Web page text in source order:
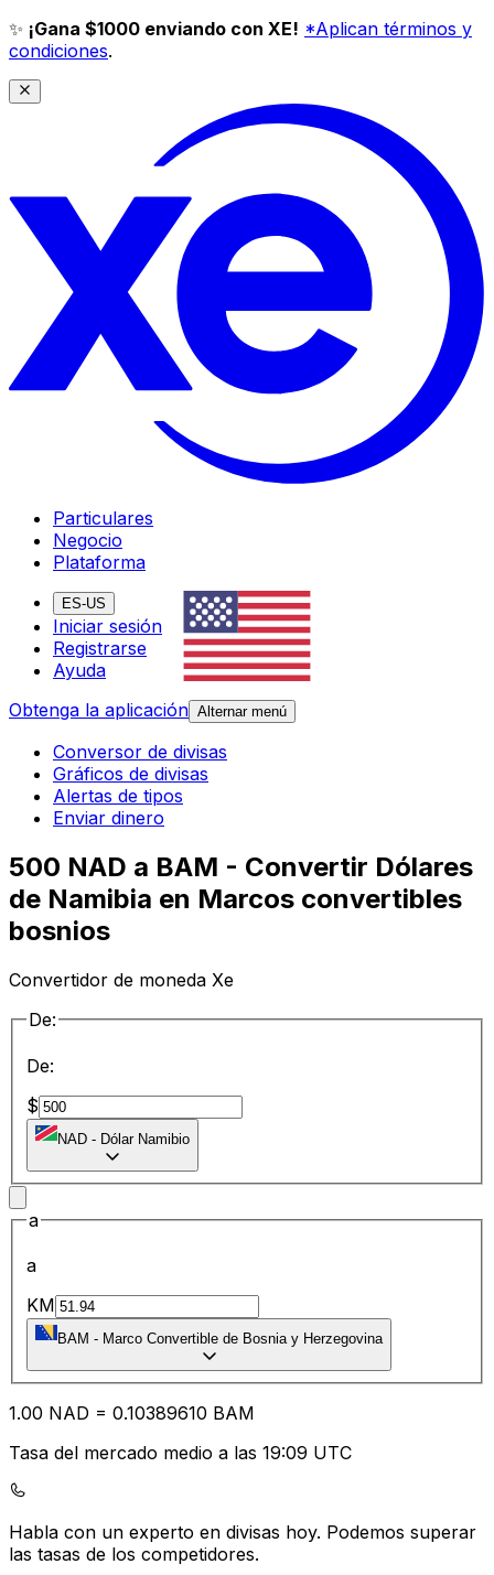
✨ ¡Gana $1000 enviando con XE! *Aplican términos y
condiciones.
Particulares
Negocio
Plataforma
ES-US
Iniciar sesión
Registrarse
Ayuda
Obtenga la aplicación Alternar menú
Conversor de divisas
Gráficos de divisas
Alertas de tipos
Enviar dinero
500 NAD a BAM - Convertir Dólares
de Namibia en Marcos convertibles
bosnios
Convertidor de moneda Xe
De:
De:
$
NAD - Dólar Namibio
a
a
KM
BAM - Marco Convertible de Bosnia y Herzegovina
1.00 NAD = 0.10389610 BAM
Tasa del mercado medio a las 19:09 UTC
Habla con un experto en divisas hoy. Podemos superar
las tasas de los competidores.